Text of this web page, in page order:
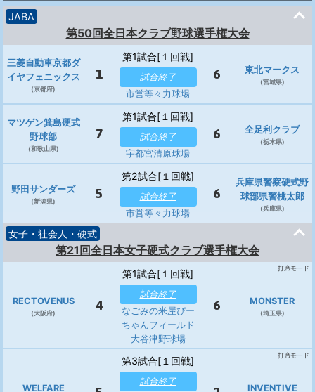
JABA
第50回全日本クラブ野球選手権大会
三菱自動車京都ダ
イヤフェニックス
(京都府)
1
第1試合[１回戦]
試合終了
市営等々力球場
6 東北マークス
(宮城県)
マツゲン箕島硬式
野球部
(和歌山県)
7
第1試合[１回戦]
試合終了
宇都宮清原球場
6 全足利クラブ
(栃木県)
野田サンダーズ
(新潟県)
5
第2試合[１回戦]
試合終了
市営等々力球場
6
兵庫県警察硬式野
球部県警桃太郎
(兵庫県)
女子・社会人・硬式
第21回全日本女子硬式クラブ選手権大会
RECTOVENUS
(大阪府)
4
第1試合[１回戦]
試合終了
なごみの米屋ぴー
ちゃんフィールド
大谷津野球場
6 MONSTER
(埼玉県)
打席モード
WELFARE
第3試合[１回戦]
試合終了
INVENTIVE
打席モード